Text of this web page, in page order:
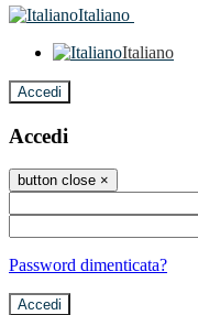
Italiano
Italiano
Accedi
Accedi
button close ×
Password dimenticata?